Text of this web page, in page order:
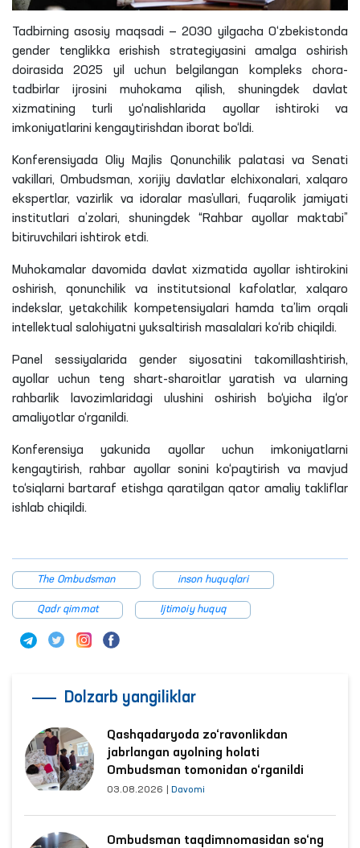
Tadbirning asosiy maqsadi — 2030 yilgacha O‘zbekistonda
gender tenglikka erishish strategiyasini amalga oshirish
doirasida 2025 yil uchun belgilangan kompleks chora-
tadbirlar ijrosini muhokama qilish, shuningdek davlat
xizmatining turli yo‘nalishlarida ayollar ishtiroki va
imkoniyatlarini kengaytirishdan iborat bo‘ldi.
Konferensiyada Oliy Majlis Qonunchilik palatasi va Senati
vakillari, Ombudsman, xorijiy davlatlar elchixonalari, xalqaro
ekspertlar, vazirlik va idoralar mas’ullari, fuqarolik jamiyati
institutlari a’zolari, shuningdek “Rahbar ayollar maktabi”
bitiruvchilari ishtirok etdi.
Muhokamalar davomida davlat xizmatida ayollar ishtirokini
oshirish, qonunchilik va institutsional kafolatlar, xalqaro
indekslar, yetakchilik kompetensiyalari hamda ta’lim orqali
intellektual salohiyatni yuksaltirish masalalari ko‘rib chiqildi.
Panel sessiyalarida gender siyosatini takomillashtirish,
ayollar uchun teng shart-sharoitlar yaratish va ularning
rahbarlik lavozimlaridagi ulushini oshirish bo‘yicha ilg‘or
amaliyotlar o‘rganildi.
Konferensiya yakunida ayollar uchun imkoniyatlarni
kengaytirish, rahbar ayollar sonini ko‘paytirish va mavjud
to‘siqlarni bartaraf etishga qaratilgan qator amaliy takliflar
ishlab chiqildi.
The Ombudsman inson huquqlari
Qadr qimmat Ijtimoiy huquq
Dolzarb yangiliklar
Qashqadaryoda zo‘ravonlikdan
jabrlangan ayolning holati
Ombudsman tomonidan o‘rganildi
03.08.2026 Davomi
Ombudsman taqdimnomasidan so‘ng